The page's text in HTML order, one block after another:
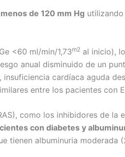
de 120 mm Hg
<60 ml/min/1,73m2 al inicio),
anual disminuido de un
cardíaca aguda
entre los pacientes con
como los inhibidores de la
con diabetes y
tienen albuminuria moderada